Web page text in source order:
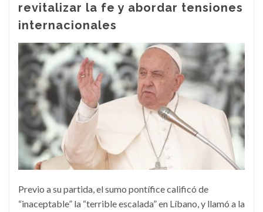
revitalizar la fe y abordar tensiones
internacionales
Previo a su partida, el sumo pontífice calificó de
“inaceptable” la “terrible escalada” en Líbano, y llamó a la